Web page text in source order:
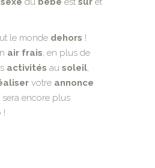
le monde dehors !
air frais, en plus de
activités au soleil,
votre annonce
sera encore plus
!